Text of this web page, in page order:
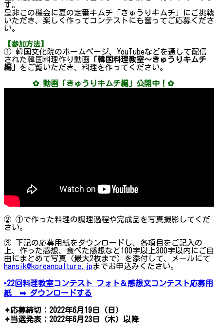
す。
是非この機会に夏の定番キムチ「きゅうりキムチ」にご挑戦
いただき、楽しく作ってコンテストにも奮ってご応募くださ
い。
【参加方法】
① 韓国文化院のホームページ、YouTubeなどを通して配信
された韓国料理作り動画 「韓国料理教室～きゅうりキムチ
編」 をご覧いただき、料理を作ってください。
✿ 動画「きゅうりキムチ編」公開中！✿
② ①で作った料理の調理過程や完成品を写真撮影してくだ
さい。
③ 下記の応募用紙をダウンロードし、各項目をご記入の
上、作った感想、食べた感想など100字以上300字以内にご自
由にまとめて写真（最大2枚まで）を添付して、メールにて
hansik@koreanculture.jpまでお申込みください。
‣22回料理教室コンテスト フォト＆感想文コンテスト応募用
紙 ➡ ダウンロードする
✦応募締切：2022年6月19日（日）
✦当選発表：2022年6月23日（木）以降